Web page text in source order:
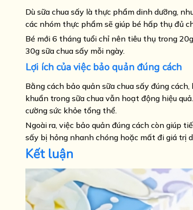
Dù sữa chua sấy là thực phẩm dinh dưỡng,
các nhóm thực phẩm sẽ giúp bé hấp thụ đủ
Bé mới 6 tháng tuổi chỉ nên tiêu thụ trong
30g sữa chua sấy mỗi ngày.
Lợi ích của việc bảo quản đúng cách
Bằng cách bảo quản sữa chua sấy đúng
khuẩn trong sữa chua vẫn hoạt động hiệu
cường sức khỏe tổng thể.
Ngoài ra, việc bảo quản đúng cách còn giúp
sấy bị hỏng nhanh chóng hoặc mất đi giá trị
Kết luận